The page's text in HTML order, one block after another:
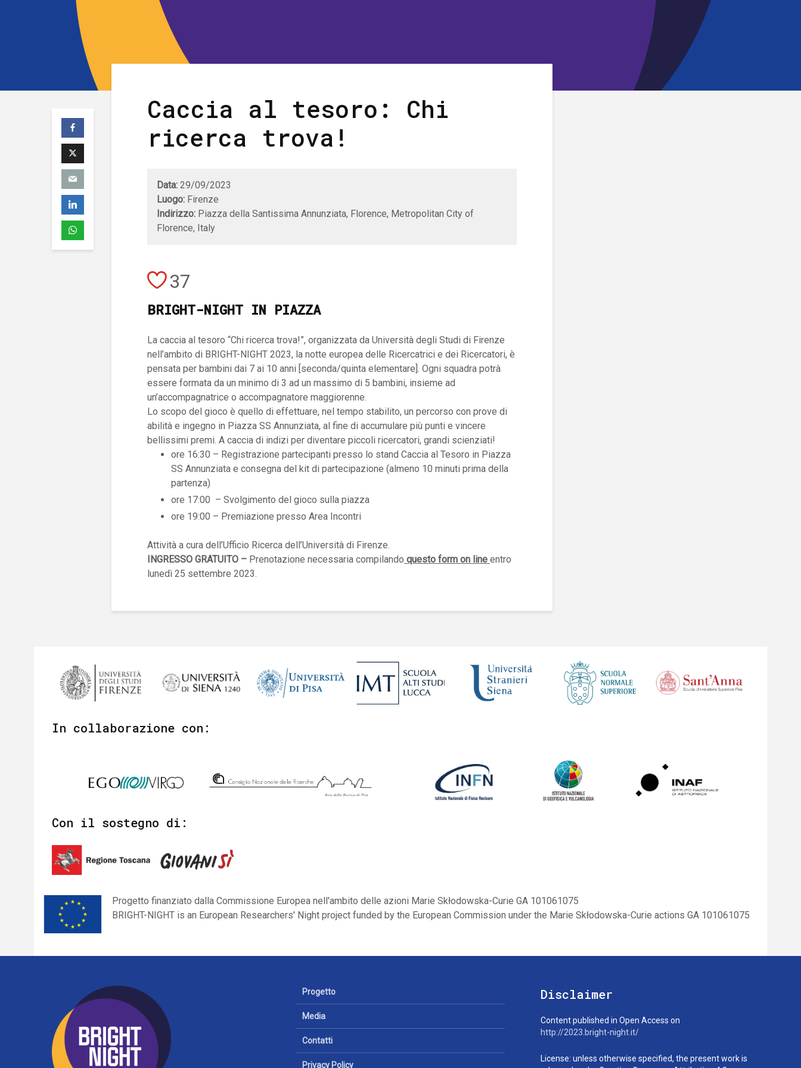
Caccia al tesoro: Chi
ricerca trova!
Data: 29/09/2023
Luogo: Firenze
Indirizzo: Piazza della Santissima Annunziata, Florence, Metropolitan City of
Florence, Italy
37
BRIGHT-NIGHT IN PIAZZA
La caccia al tesoro “Chi ricerca trova!”, organizzata da Università degli Studi di Firenze
nell’ambito di BRIGHT-NIGHT 2023, la notte europea delle Ricercatrici e dei Ricercatori, è
pensata per bambini dai 7 ai 10 anni [seconda/quinta elementare]. Ogni squadra potrà
essere formata da un minimo di 3 ad un massimo di 5 bambini, insieme ad
un’accompagnatrice o accompagnatore maggiorenne.
Lo scopo del gioco è quello di effettuare, nel tempo stabilito, un percorso con prove di
abilità e ingegno in Piazza SS Annunziata, al fine di accumulare più punti e vincere
bellissimi premi. A caccia di indizi per diventare piccoli ricercatori, grandi scienziati!
ore 16:30 – Registrazione partecipanti presso lo stand Caccia al Tesoro in Piazza
SS Annunziata e consegna del kit di partecipazione (almeno 10 minuti prima della
partenza)
ore 17:00 – Svolgimento del gioco sulla piazza
ore 19:00 – Premiazione presso Area Incontri
Attività a cura dell’Ufficio Ricerca dell’Università di Firenze.
INGRESSO GRATUITO – Prenotazione necessaria compilando questo form on line entro
lunedì 25 settembre 2023.
In collaborazione con:
Con il sostegno di:
Progetto finanziato dalla Commissione Europea nell'ambito delle azioni Marie Skłodowska-Curie GA 101061075
BRIGHT-NIGHT is an European Researchers' Night project funded by the European Commission under the Marie Skłodowska-Curie actions GA 101061075
Progetto
Media
Contatti
Privacy Policy
Disclaimer
Content published in Open Access on
http://2023.bright-night.it/
License: unless otherwise specified, the present work is